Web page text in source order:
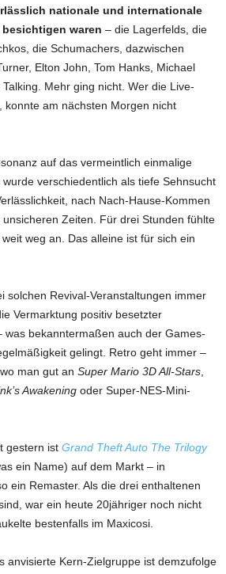
nationale und internationale
waren – die Lagerfelds, die
die Schumachers, dazwischen
Elton John, Tom Hanks, Michael
Mehr ging nicht. Wer die Live-
konnte am nächsten Morgen nicht
auf das vermeintlich einmalige
verschiedentlich als tiefe Sehnsucht
nach Nach-Hause-Kommen
Zeiten. Für drei Stunden fühlte
weg an. Das alleine ist für sich ein
solchen Revival-Veranstaltungen immer
Vermarktung positiv besetzter
was bekanntermaßen auch der Games-
gelingt. Retro geht immer –
man gut an Super Mario 3D All-Stars
Awakening oder Super-NES-Mini-
gestern ist Grand Theft Auto The Trilogy
ein Name) auf dem Markt – in
ein Remaster. Als die drei enthaltenen
war ein heute 20jähriger noch nicht
bestenfalls im Maxicosi.
anvisierte Kern-Zielgruppe ist demzufolge